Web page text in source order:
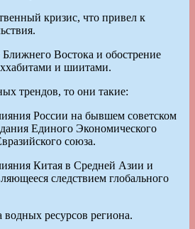
кризис, что привел к
Востока и обострение
и шиитами.
трендов, то они такие:
России на бывшем советском
Единого Экономического
союза.
Китая в Средней Азии и
следствием глобального
ресурсов региона.